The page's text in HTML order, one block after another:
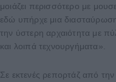
μοιάζει περισσότερο με
εδώ υπήρχε μια
την ύστερη αρχαιότητα με
και λοιπά τεχνουργήματα».
Σε εκτενές ρεπορτάζ από